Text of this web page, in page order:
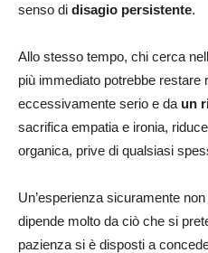
senso di disagio persistente.
Allo stesso tempo, chi cerca
più immediato potrebbe restare
eccessivamente serio e da un
sacrifica empatia e ironia,
organica, prive di qualsiasi
Un’esperienza sicuramente
dipende molto da ciò che si
pazienza si è disposti a